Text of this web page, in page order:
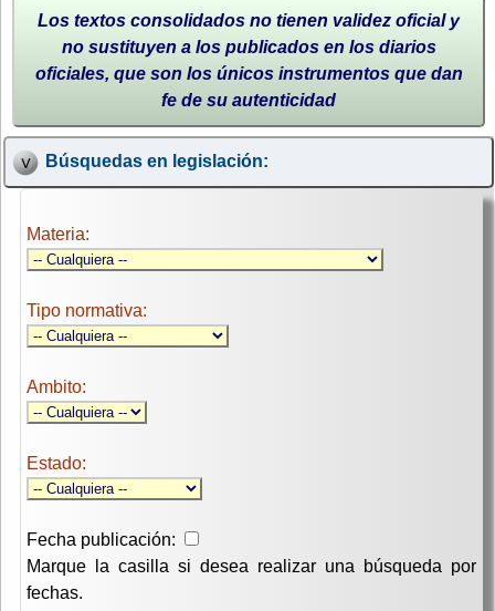
Los textos consolidados no tienen validez oficial y
no sustituyen a los publicados en los diarios
oficiales, que son los únicos instrumentos que dan
fe de su autenticidad
Búsquedas en legislación:
Materia:
Tipo normativa:
Ambito:
Estado:
Fecha publicación:
Marque la casilla si desea realizar una búsqueda por
fechas.